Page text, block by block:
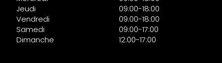
Jeudi
09:00-18:00
Vendredi
09:00-18:00
Samedi
09:00-17:00
Dimanche
12:00-17:00